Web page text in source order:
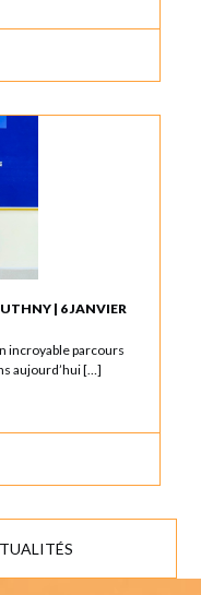
| 6 JANVIER
incroyable parcours
aujourd’hui […]